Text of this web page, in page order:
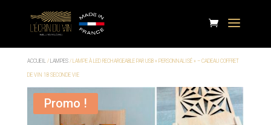
ACCUEIL/ LAMPES/ LAMPE À LED RECHARGEABLE PAR USB « PERSONNALISÉ » – CADEAU COFFRET
DE VIN 1B SECONDE VIE
Promo !